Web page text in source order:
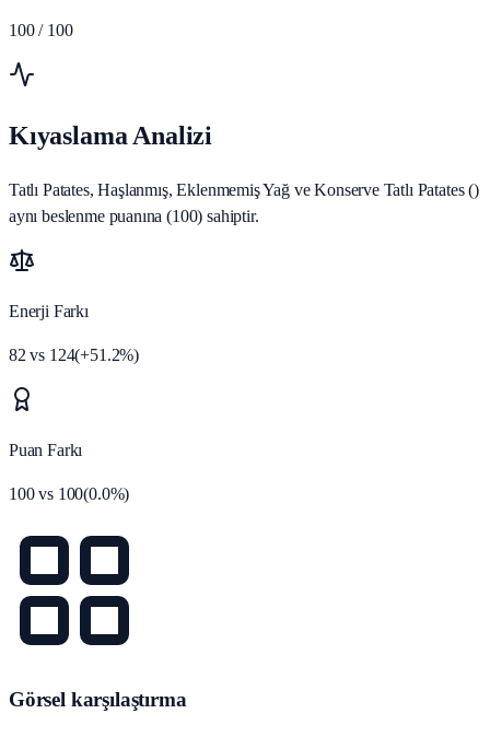
100 / 100
Kıyaslama Analizi
Tatlı Patates, Haşlanmış, Eklenmemiş Yağ ve Konserve Tatlı Patates ()
aynı beslenme puanına (100) sahiptir.
Enerji Farkı
82 vs 124(+51.2%)
Puan Farkı
100vs 100(0.0%)
Görsel karşılaştırma